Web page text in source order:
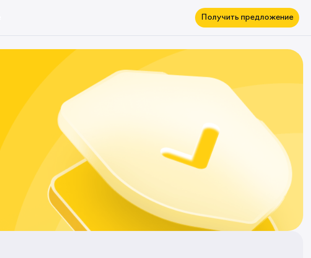
Вклады
Овернайт
Получить предложение